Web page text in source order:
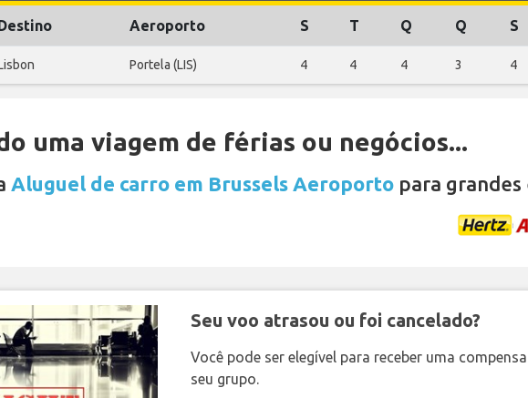
Aeroporto S T Q Q S
Portela (LIS) 4 4 4 3 4
uma viagem de férias ou negócios...
Aluguel de carro em Brussels Aeroporto para grandes
Seu voo atrasou ou foi cancelado?
Você pode ser elegível para receber uma
seu grupo.